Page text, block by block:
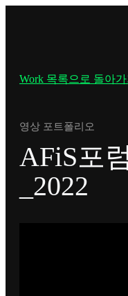
Work 목록으로 돌아가
영상 포트폴리오
AFiS포
_2022